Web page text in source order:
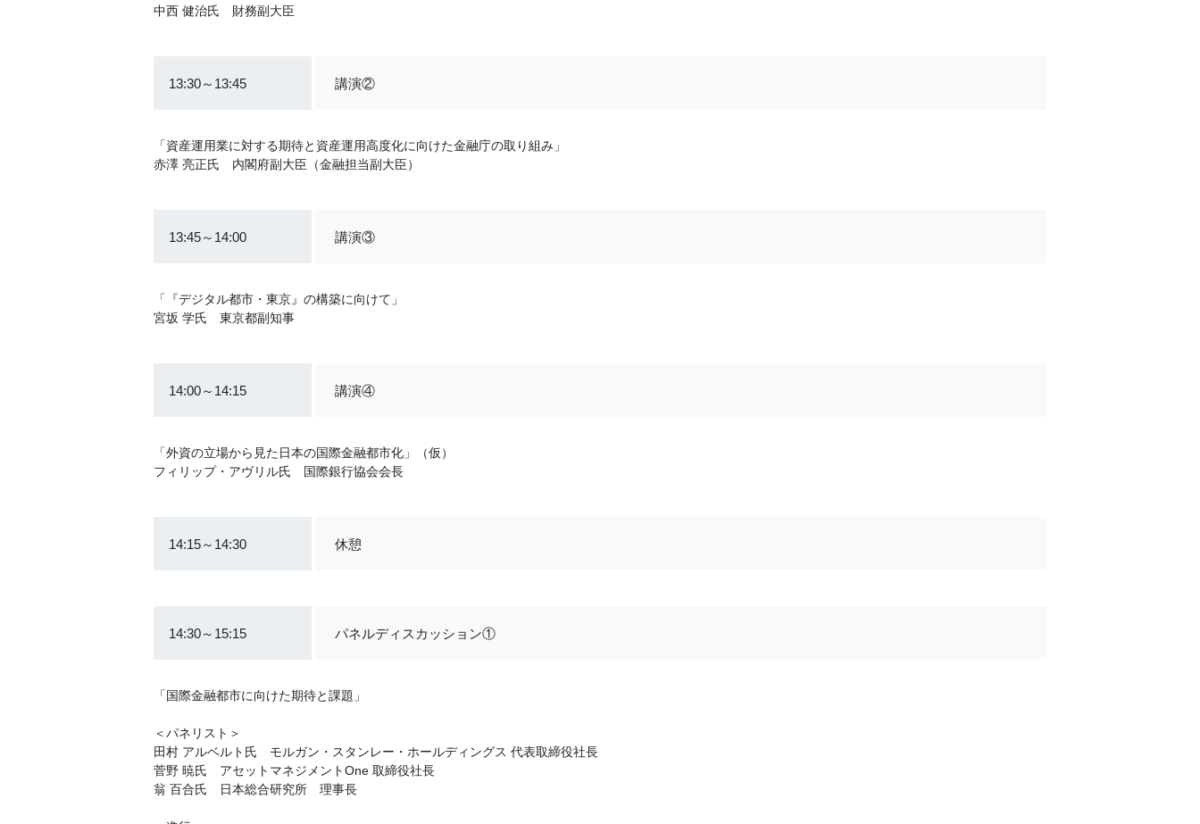
中西 健治氏 財務副大臣
13:30～13:45 講演②
「資産運用業に対する期待と資産運用高度化に向けた金融庁の取り組み」
赤澤 亮正氏 内閣府副大臣（金融担当副大臣）
13:45～14:00 講演③
「『デジタル都市・東京』の構築に向けて」
宮坂 学氏 東京都副知事
14:00～14:15 講演④
「外資の立場から見た日本の国際金融都市化」（仮）
フィリップ・アヴリル氏 国際銀行協会会長
14:15～14:30 休憩
14:30～15:15 パネルディスカッション①
「国際金融都市に向けた期待と課題」
＜パネリスト＞
田村 アルベルト氏 モルガン・スタンレー・ホールディングス 代表取締役社長
菅野 暁氏 アセットマネジメントOne 取締役社長
翁 百合氏 日本総合研究所 理事長